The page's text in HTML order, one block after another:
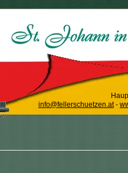
info@fellerschuetzen.at-